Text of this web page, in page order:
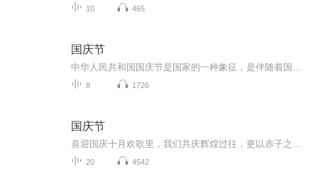
10 465
国庆节
8 1726
国庆节
20 4542